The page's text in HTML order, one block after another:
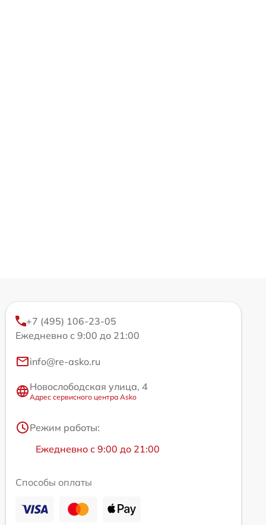
+7 (495) 106-23-05
Ежедневно с 9:00 до 21:00
info@re-asko.ru
Новослободская улица, 4
Адрес сервисного центра Asko
Режим работы:
Ежедневно с 9:00 до 21:00
Способы оплаты